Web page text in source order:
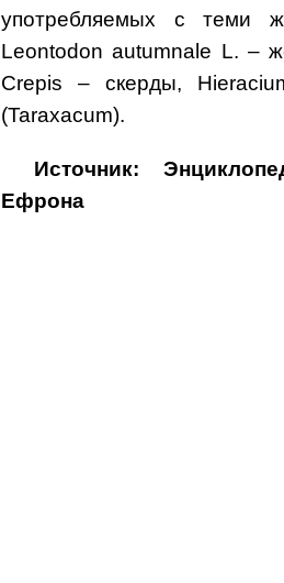
употребляемых с теми
Leontodon autumnale L. –
Crepis – скерды,
(Taraxacum).
Источник:
Ефрона